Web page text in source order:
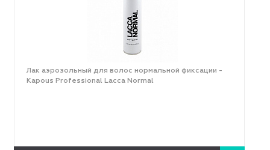
Лак аэрозольный для волос нормальной фиксации -
Kapous Professional Lacca Normal